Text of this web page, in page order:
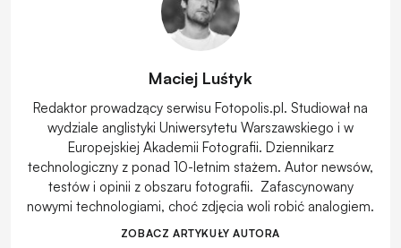
Maciej Luśtyk
Redaktor prowadzący serwisu Fotopolis.pl. Studiował na
wydziale anglistyki Uniwersytetu Warszawskiego i w
Europejskiej Akademii Fotografii. Dziennikarz
technologiczny z ponad 10-letnim stażem. Autor newsów,
testów i opinii z obszaru fotografii. Zafascynowany
nowymi technologiami, choć zdjęcia woli robić analogiem.
ZOBACZ ARTYKUŁY AUTORA